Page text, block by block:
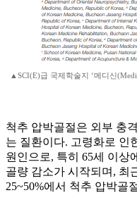
▲SCI(E)급 국제학술지 ‘메디신
척추 압박골절은 외부 충
는 질환이다. 고령화로 인
원인으로, 특히 65세 이상
골량 감소가 시작되며, 최
25~50%에서 척추 압박골